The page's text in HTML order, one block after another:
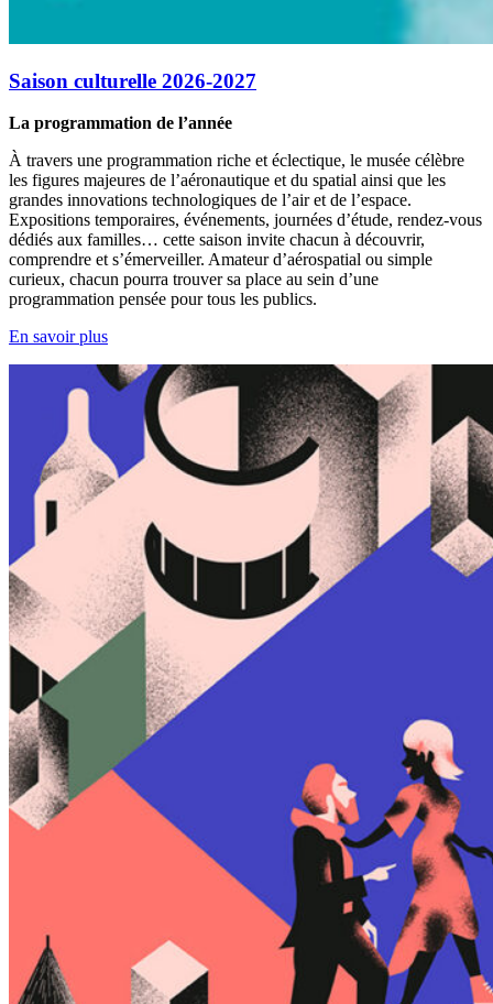
Saison culturelle 2026-2027
La programmation de l’année
À travers une programmation riche et éclectique, le musée célèbre
les figures majeures de l’aéronautique et du spatial ainsi que les
grandes innovations technologiques de l’air et de l’espace.
Expositions temporaires, événements, journées d’étude, rendez-vous
dédiés aux familles… cette saison invite chacun à découvrir,
comprendre et s’émerveiller. Amateur d’aérospatial ou simple
curieux, chacun pourra trouver sa place au sein d’une
programmation pensée pour tous les publics.
En savoir plus